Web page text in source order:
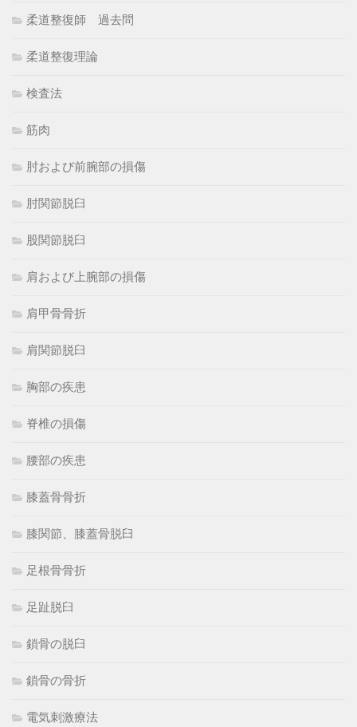
柔道整復師 過去問
柔道整復理論
検査法
筋肉
肘および前腕部の損傷
肘関節脱臼
股関節脱臼
肩および上腕部の損傷
肩甲骨骨折
肩関節脱臼
胸部の疾患
脊椎の損傷
腰部の疾患
膝蓋骨骨折
膝関節、膝蓋骨脱臼
足根骨骨折
足趾脱臼
鎖骨の脱臼
鎖骨の骨折
電気刺激療法